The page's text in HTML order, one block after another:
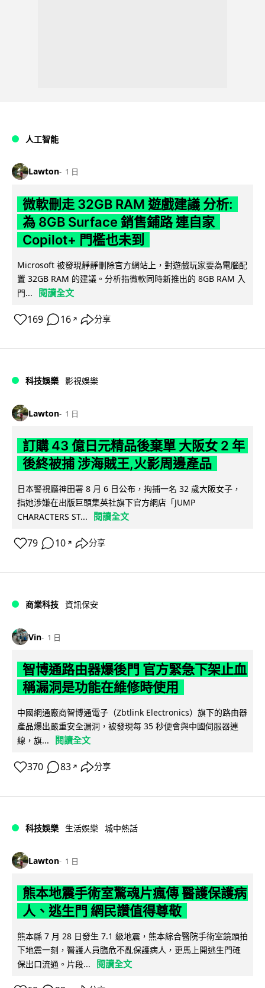
人工智能
Lawton 1 日
微軟刪走 32GB RAM 遊戲建議 分析:
為 8GB Surface 銷售鋪路 連自家
Copilot+ 門檻也未到
Microsoft 被發現靜靜刪除官方網站上，對遊戲玩家要為電腦配
置 32GB RAM 的建議。分析指微軟同時新推出的 8GB RAM 入
門...
閱讀全文
169 16 ↗ 分享
科技娛樂 影視娛樂
Lawton 1 日
訂購 43 億日元精品後棄單 大阪女 2 年
後終被捕 涉海賊王,火影周邊產品
日本警視廳神田署 8 月 6 日公布，拘捕一名 32 歲大阪女子，
指她涉嫌在出版巨頭集英社旗下官方網店「JUMP
CHARACTERS ST...
閱讀全文
79 10 ↗ 分享
商業科技 資訊保安
Vin 1 日
智博通路由器爆後門 官方緊急下架止血
稱漏洞是功能在維修時使用
中國網通廠商智博通電子（Zbtlink Electronics）旗下的路由器
產品爆出嚴重安全漏洞，被發現每 35 秒便會與中國伺服器連
線，旗...
閱讀全文
370 83 ↗ 分享
科技娛樂 生活娛樂 城中熱話
Lawton 1 日
熊本地震手術室驚魂片瘋傳 醫護保護病
人、逃生門 網民讚值得尊敬
熊本縣 7 月 28 日發生 7.1 級地震，熊本綜合醫院手術室鏡頭拍
下地震一刻，醫護人員臨危不亂保護病人，更馬上開逃生門確
保出口流通。片段...
閱讀全文